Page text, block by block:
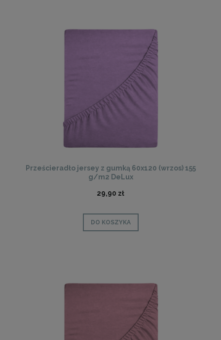
Prześcieradło jersey z gumką 60x120 (wrzos) 155
g/m2 DeLux
29,90 zł
DO KOSZYKA